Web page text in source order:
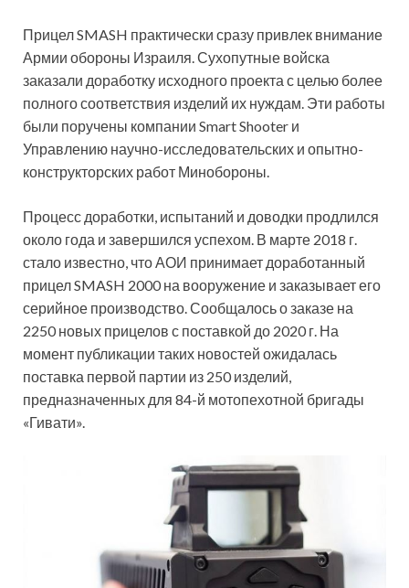
Прицел SMASH практически сразу привлек внимание
Армии обороны Израиля. Сухопутные войска
заказали доработку исходного проекта с целью более
полного соответствия изделий их нуждам. Эти работы
были поручены компании Smart Shooter и
Управлению научно-исследовательских и опытно-
конструкторских работ Минобороны.
Процесс доработки, испытаний и доводки продлился
около года и завершился успехом. В марте 2018 г.
стало известно, что АОИ принимает доработанный
прицел SMASH 2000 на вооружение и заказывает его
серийное производство. Сообщалось о заказе на
2250 новых прицелов с поставкой до 2020 г. На
момент публикации таких новостей ожидалась
поставка первой партии из 250 изделий,
предназначенных для 84-й мотопехотной бригады
«Гивати».